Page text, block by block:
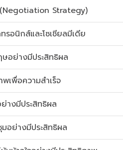
Strategy)
รอนิกส์และโซเชียลมีเดีย
อย่างมีประสิทธิผล
เพื่อความสำเร็จ
างมีประสิทธิผล
มอย่างมีประสิทธิผล